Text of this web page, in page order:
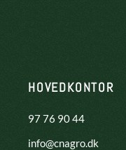
HOVEDKONTOR
97 76 90 44
info@cnagro.dk